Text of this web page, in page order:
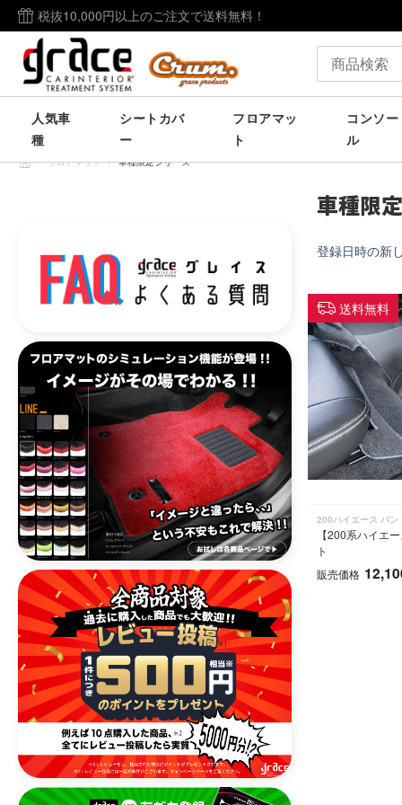
税抜10,000円以上のご注文で送料無料！
人気車
種
シートカバ
ー
フロアマッ
ト
コンソー
ル
/ フロアマット / 車種限定シリーズ
車種限
登録日時の新
送料無料
200ハイエース バン
【200系ハイエ
ト
販売価格